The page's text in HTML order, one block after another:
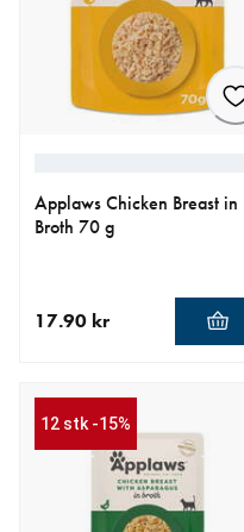
Applaws Chicken Breast in
Broth 70 g
17.90 kr
12 stk -15%